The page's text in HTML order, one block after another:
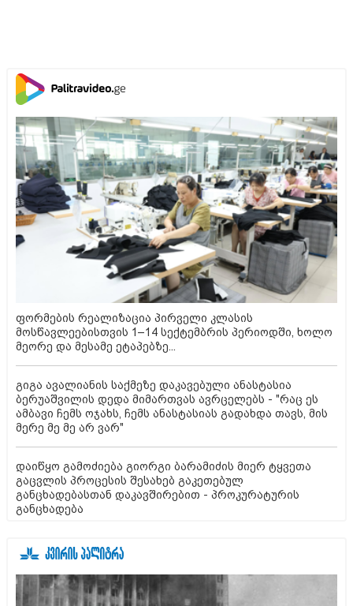
ფორმების რეალიზაცია პირველი კლასის
მოსწავლეებისთვის 1–14 სექტემბრის პერიოდში, ხოლო
მეორე და მესამე ეტაპებზე...
გიგა ავალიანის საქმეზე დაკავებული ანასტასია
ბერუაშვილის დედა მიმართვას ავრცელებს - "რაც ეს
ამბავი ჩემს ოჯახს, ჩემს ანასტასიას გადახდა თავს, მის
მერე მე მე არ ვარ"
დაიწყო გამოძიება გიორგი ბარამიძის მიერ ტყვეთა
გაცვლის პროცესის შესახებ გაკეთებულ
განცხადებასთან დაკავშირებით - პროკურატურის
განცხადება